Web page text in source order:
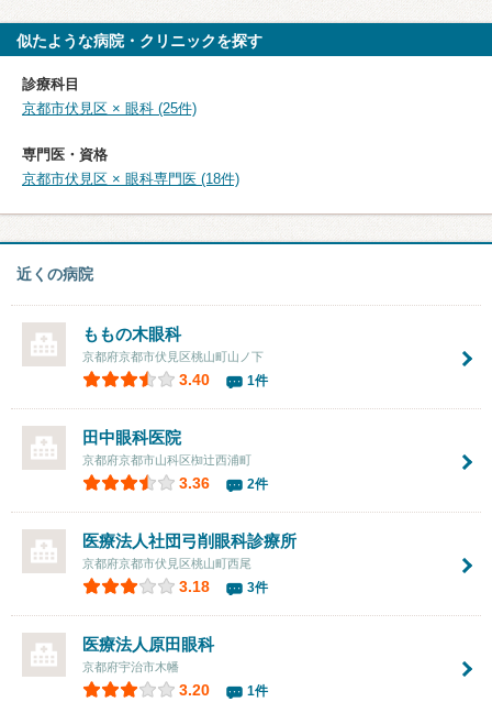
似たような病院・クリニックを探す
診療科目
京都市伏見区 × 眼科 (25件)
専門医・資格
京都市伏見区 × 眼科専門医 (18件)
近くの病院
ももの木眼科
京都府京都市伏見区桃山町山ノ下
3.40 1件
田中眼科医院
京都府京都市山科区椥辻西浦町
3.36 2件
医療法人社団弓削眼科診療所
京都府京都市伏見区桃山町西尾
3.18 3件
医療法人 原田眼科
京都府宇治市木幡
3.20 1件